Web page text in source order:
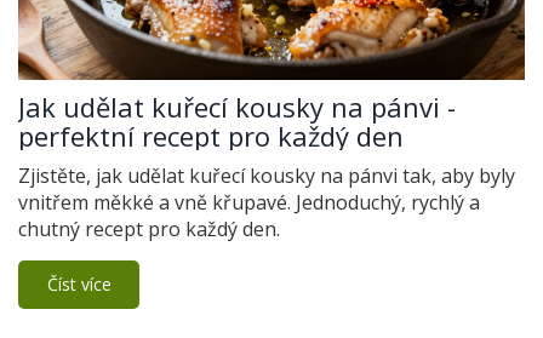
Jak udělat kuřecí kousky na pánvi -
perfektní recept pro každý den
Zjistěte, jak udělat kuřecí kousky na pánvi tak, aby byly
vnitřem měkké a vně křupavé. Jednoduchý, rychlý a
chutný recept pro každý den.
Číst více